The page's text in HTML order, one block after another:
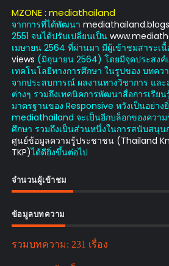
MZONE : mediathailand
จากการที่ได้พัฒนา
2551 จนได้ปรับเปลี่ยนเป็น
เมษายน 2564 ที่ผ่านมา มีผู้เข้าชมสาระเนื้
views (มิถุนายน 2564) โดยมีจุดประสงค์เ
เทคโนโลยีทางการศึกษา ในรูปของ บทค
จากประสบการณ์ ผลงานทางวิชาการ แล
ต่างๆ รวมถึงเทคนิคการพัฒนาสื่อการเรีย
มาตรฐานของ Responsive หวังเป็นอย่างยิ่
mediathailand จะเป็นอีกบล็อกของความ
ศึกษา รวมถึงเป็นส่วนหนึ่งในการสนับสนุน
ศูนย์ข้อมูลความรู้ประชาชน (Thailand
TKP)ได้ดียิ่งขึ้นต่อไป
จำนวนผู้เข้าชม
ข้อมูลบทความ
รวมบทความ: 231 เรื่อง